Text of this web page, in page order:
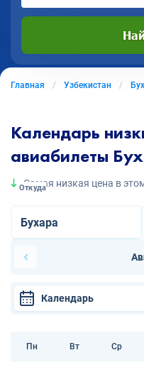
Главная Узбекистан
Календарь
авиабилеты
Самая низкая цена в
Откуда
Календарь
Пн Вт Ср